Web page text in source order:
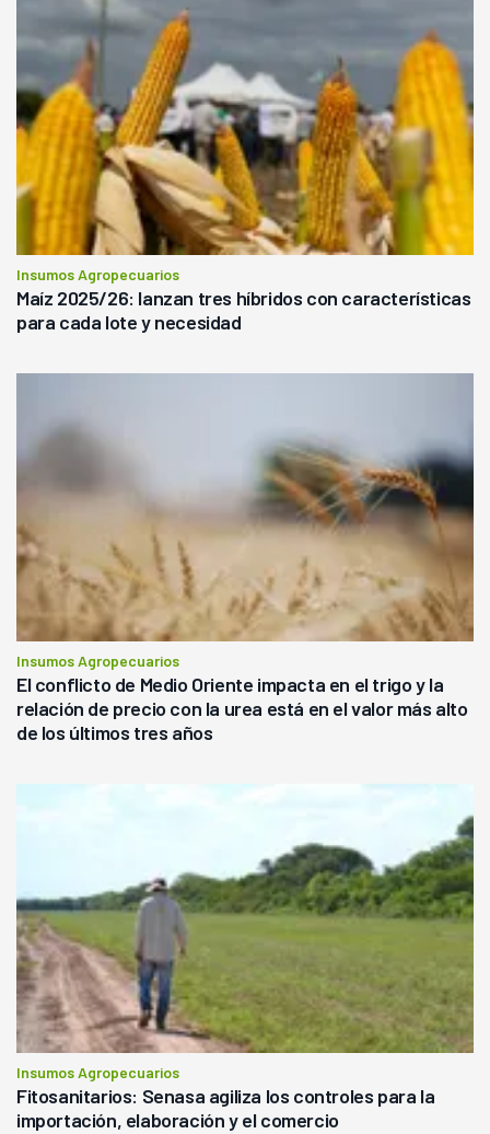
Insumos Agropecuarios
Maíz 2025/26: lanzan tres híbridos con características
para cada lote y necesidad
Insumos Agropecuarios
El conflicto de Medio Oriente impacta en el trigo y la
relación de precio con la urea está en el valor más alto
de los últimos tres años
Insumos Agropecuarios
Fitosanitarios: Senasa agiliza los controles para la
importación, elaboración y el comercio